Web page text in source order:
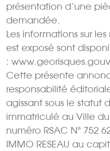
présentation d’une
demandée.
Les informations sur
est exposé sont
:
Cette présente
responsabilité
agissant sous le statut
immatriculé au Ville du
numéro RSAC N° 752
IMMO RESEAU au